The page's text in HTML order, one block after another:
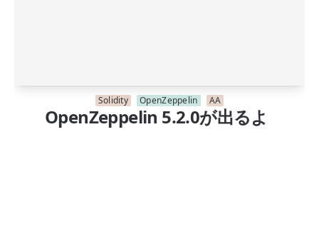
Solidity OpenZeppelin AA
OpenZeppelin 5.2.0が出るよ